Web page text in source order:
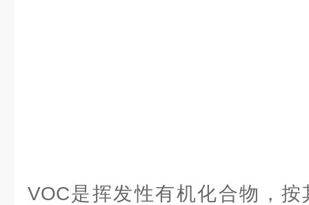
VOC是挥发性有机化合物，